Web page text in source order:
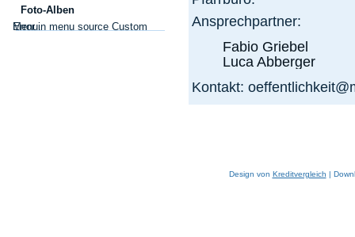
Foto-Alben
Error in menu source Custom Menu.
Ansprechpartner:
Fabio Griebel
Luca Abberger
Kontakt:
Design von Kreditvergleich |